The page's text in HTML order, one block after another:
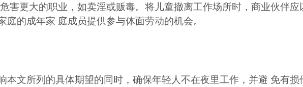
害更大的职业，如卖淫或贩毒。将儿童撤离工作场所时，商业伙伴
的成年家 庭成员提供参与体面劳动的机会。
本文所列的具体期望的同时，确保年轻人不在夜里工作，并避 免有